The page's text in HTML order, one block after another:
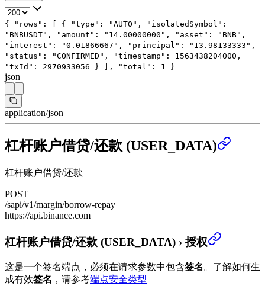
{ "rows" : [ { "type" : "AUTO" , "isolatedSymbol" :
"BNBUSDT" , "amount" : "14.00000000" , "asset" : "BNB" ,
"interest" : "0.01866667" , "principal" : "13.98133333" ,
"status" : "CONFIRMED" , "timestamp" : 1563438204000 ,
"txId" : 2970933056 } ], "total" : 1 }
json
application/json
杠杆账户借贷/还款 (USER_DATA)
杠杆账户借贷/还款
POST
/sapi/v1/margin/borrow-repay
https://api.binance.com
杠杆账户借贷/还款 (USER_DATA) › 授权
这是一个签名端点，必须在请求参数中包含签名 。 了解如何生
成有效签名 ，请参考端点安全类型